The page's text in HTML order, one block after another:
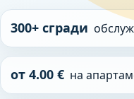
300+ сгради
от 4.00 € на